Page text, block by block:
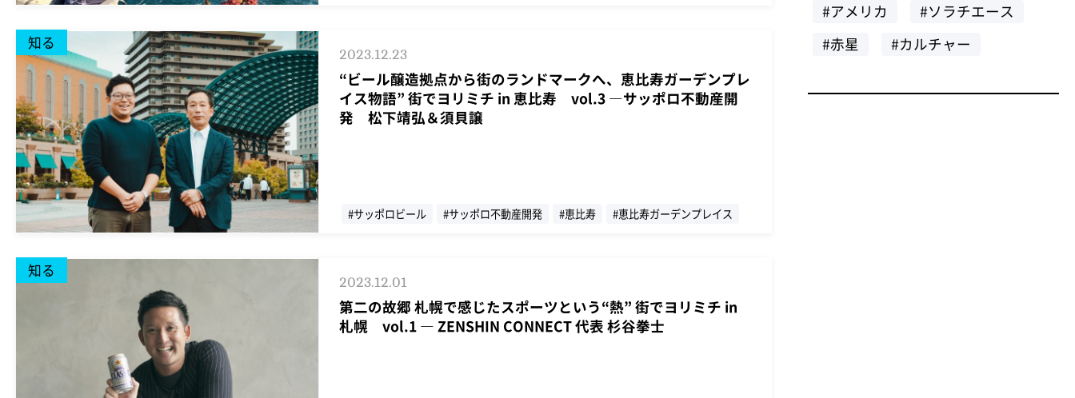
知る
2023.12.23
“ビール醸造拠点から街のランドマークへ、恵比寿ガーデンプレ
イス物語” 街でヨリミチ in 恵比寿 vol.3 ―サッポロ不動産開
発 松下靖弘＆須貝譲
#サッポロビール #サッポロ不動産開発 #恵比寿
#恵比寿ガーデンプレイス
知る
2023.12.01
第二の故郷 札幌で感じたスポーツという“熱” 街でヨリミチ in
札幌 vol.1 ― ZENSHIN CONNECT 代表 杉谷拳士
#アメリカ
#ソラチエース
#赤星
#カルチャー